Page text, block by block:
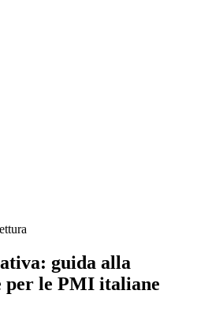
guida alla
per le PMI italiane